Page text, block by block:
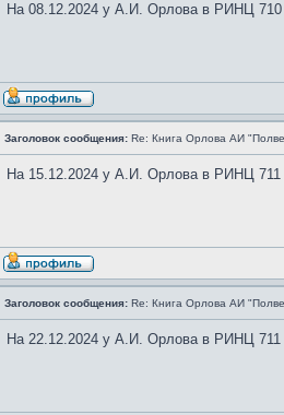
На 08.12.2024 у А.И. Орлова в РИНЦ 710
Заголовок сообщения: Re: Книга Орлова АИ
На 15.12.2024 у А.И. Орлова в РИНЦ 711
Заголовок сообщения: Re: Книга Орлова АИ
На 22.12.2024 у А.И. Орлова в РИНЦ 711